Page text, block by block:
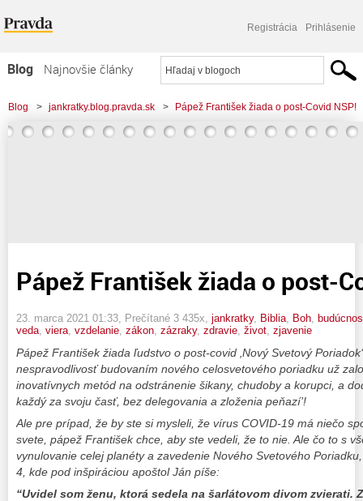
Registrácia Prihlásenie
Blog
Najnovšie články
Najčítanejšie články
Najkomentovanejšie články
Blog > jankratky.blog.pravda.sk > Pápež František žiada o post-Covid NSP!
Pápež František žiada o post-
23. marca 2021 01:33 , Prečítané 3 435x, jankratky, Biblia Boh
veda viera vzdelanie zákon zázraky, zdravie život zjavenie
Pápež František žiada ľudstvo o post-covid ‚Nový Svetový
nespravodlivosť budovaním nového celosvetového poriadku už
inovatívnych metód na odstránenie šikany, chudoby a korupci, a
každý za svoju časť, bez delegovania a zloženia peňazí’!
Ale pre prípad, že by ste si mysleli, že vírus COVID-19 má niečo
svete, pápež František chce, aby ste vedeli, že to nie. Ale čo to s
vynulovanie celej planéty a zavedenie Nového Svetového
4, kde pod inšpiráciou apoštol Ján píše:
“Uvidel som ženu, ktorá sedela na šarlátovom divom zvierati.